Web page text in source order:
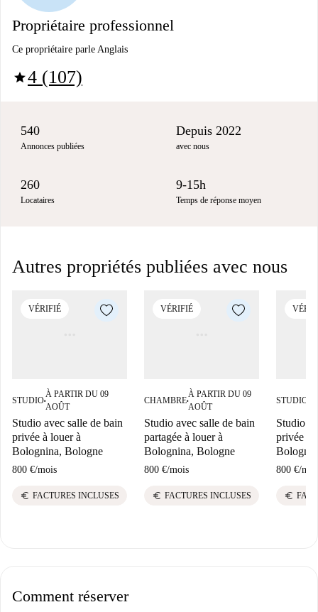
Propriétaire professionnel
Ce propriétaire parle Anglais
star4 (107)
540
Annonces publiées
Depuis 2022
avec nous
260
Locataires
9-15h
Temps de réponse moyen
Autres propriétés publiées avec nous
VÉRIFIÉ
STUDIO■
À PARTIR DU 09
AOÛT
Studio avec salle de bain
privée à louer à
Bolognina, Bologne
800 €/mois
euro FACTURES INCLUSES
VÉRIFIÉ
CHAMBRE■
À PARTIR DU 09
AOÛT
Studio avec salle de bain
partagée à louer à
Bolognina, Bologne
800 €/mois
euro FACTURES INCLUSES
STUDIO
Studio
privée à
800 €/
euro
Comment réserver